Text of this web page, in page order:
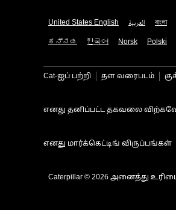
United States English العربية বাংলা
ಕನ್ನಡ 한국어 Norsk Polski
Cat-ஐப் பற்றி தள வரைபடம்
எனது தனிப்பட்ட தகவலை
எனது மார்க்கெட்டிங் விருப்பங்கள்
Caterpillar © 2026 அனைத்து